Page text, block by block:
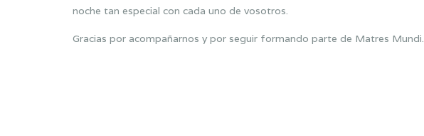
noche tan especial con cada uno de vosotros.
Gracias por acompañarnos y por seguir formando parte de Matres Mundi.